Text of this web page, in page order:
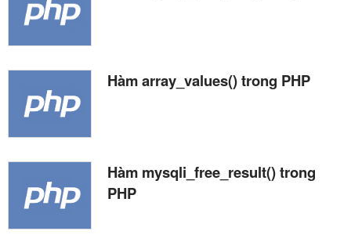
Hàm array_values() trong PHP
Hàm mysqli_free_result() trong
PHP